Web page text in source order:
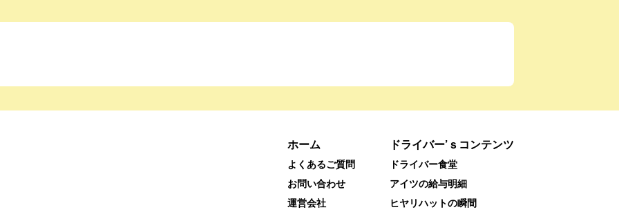
ホーム
よくあるご質問
お問い合わせ
運営会社
ドライバー’ｓコンテンツ
ドライバー食堂
アイツの給与明細
ヒヤリハットの瞬間